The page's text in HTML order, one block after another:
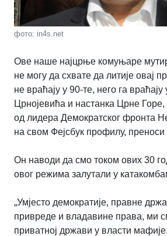
фото: in4s.net
Ове наше најцрње комуњаре
не могу да схвате да литије овај
не враћају у 90-те, него га
Црнојевића и настанка Црне Горе,
од лидера Демократског фронта
на свом Фејсбук профилу,
Он наводи да смо током ових 30
овог режима залутали у
„Умјесто демократије, правне
привреде и владавине права, ми
приватној држави у власти